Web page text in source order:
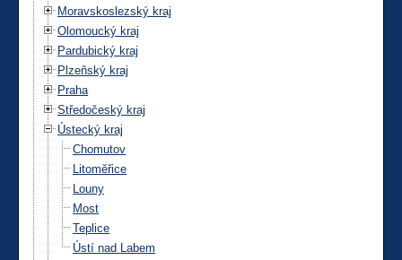
Moravskoslezský kraj
Olomoucký kraj
Pardubický kraj
Plzeňský kraj
Praha
Středočeský kraj
Ústecký kraj
Chomutov
Litoměřice
Louny
Most
Teplice
Ústí nad Labem